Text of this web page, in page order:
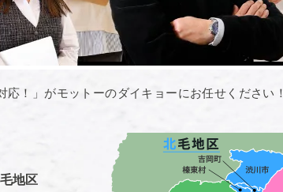
！」がモットーのダイキョーにお任せください！
地区